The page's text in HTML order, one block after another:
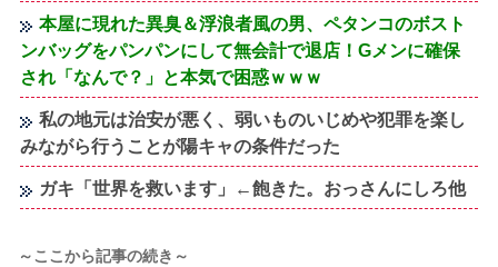
本屋に現れた異臭＆浮浪者風の男、ペタンコのボスト
ンバッグをパンパンにして無会計で退店！Gメンに確保
され「なんで？」と本気で困惑ｗｗｗ
私の地元は治安が悪く、弱いものいじめや犯罪を楽し
みながら行うことが陽キャの条件だった
ガキ「世界を救います」←飽きた。おっさんにしろ他
～ここから記事の続き～